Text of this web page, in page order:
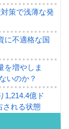
策で浅薄な発
に不適格な国
を増やしま
いのか？
1,214.4億ド
される状態